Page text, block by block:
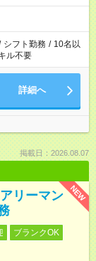
シフト勤務 / 10名以
ル不要
詳細へ
掲載日：2026.08.07
NEW
リーマン
ブランクOK